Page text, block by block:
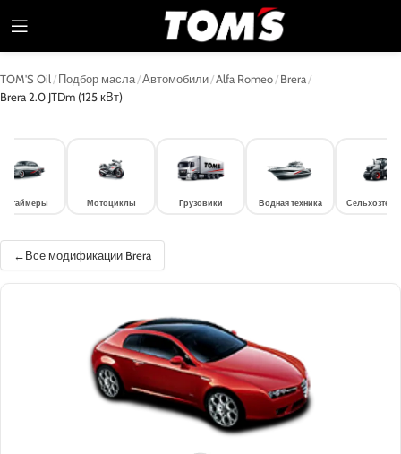
TOM'S Oil /Подбор масла/Автомобили/Alfa Romeo/Brera/
Brera 2.0 JTDm (125 кВт)
Мотоциклы Грузовики Водная техника
Все модификации Brera